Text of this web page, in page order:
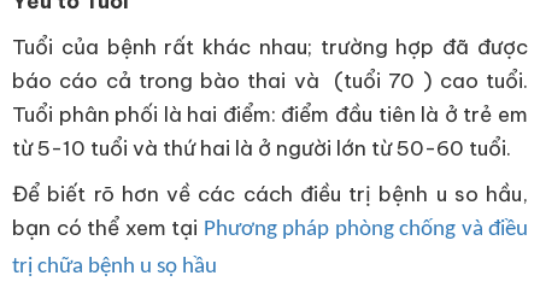
Tuổi của bệnh rất khác nhau; trường hợp đã được
báo cáo cả trong bào thai và (tuổi 70 ) cao tuổi.
Tuổi phân phối là hai điểm: điểm đầu tiên là ở trẻ em
từ 5-10 tuổi và thứ hai là ở người lớn từ 50-60 tuổi.
Để biết rõ hơn về các cách điều trị bệnh u so hầu,
bạn có thể xem tại Phương pháp phòng chống và điều
trị chữa bệnh u sọ hầu